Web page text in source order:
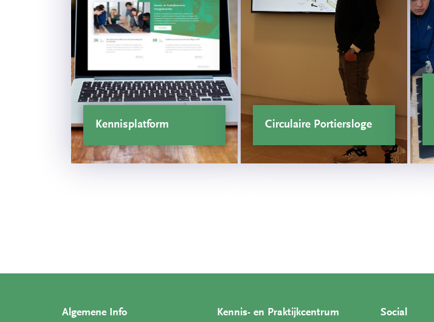
Kennisplatform Circulaire Portiersloge
Algemene Info Kennis- en Praktijkcentrum Social